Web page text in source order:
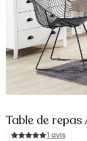
Table de
1 avis